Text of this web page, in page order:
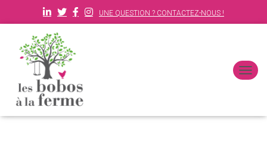
UNE QUESTION ? CONTACTEZ-NOUS !
D